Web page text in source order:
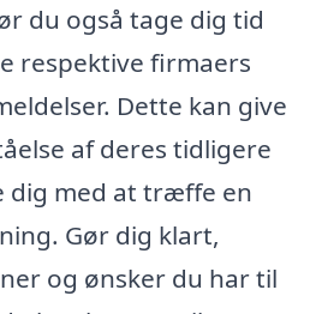
du også tage dig tid
respektive firmaers
Dette kan give
af deres tidligere
dig med at træffe en
Gør dig klart,
og ønsker du har til